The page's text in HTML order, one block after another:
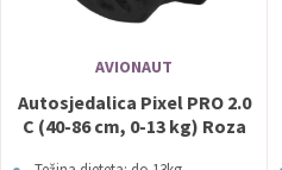
AVIONAUT
Autosjedalica Pixel PRO 2.0
C (40-86 cm, 0-13 kg) Roza